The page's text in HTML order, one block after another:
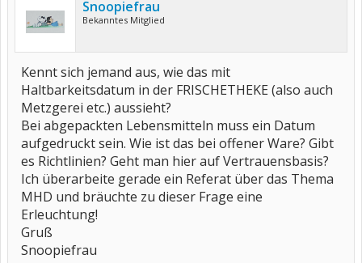
Snoopiefrau
Bekanntes Mitglied
Kennt sich jemand aus, wie das mit
Haltbarkeitsdatum in der FRISCHETHEKE (also auch
Metzgerei etc.) aussieht?
Bei abgepackten Lebensmitteln muss ein Datum
aufgedruckt sein. Wie ist das bei offener Ware? Gibt
es Richtlinien? Geht man hier auf Vertrauensbasis?
Ich überarbeite gerade ein Referat über das Thema
MHD und bräuchte zu dieser Frage eine
Erleuchtung!
Gruß
Snoopiefrau